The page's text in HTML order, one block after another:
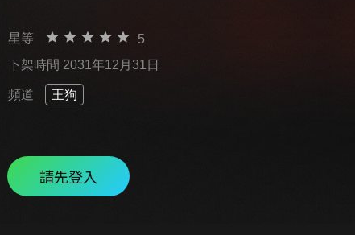
星等
5
下架時間 2031年12月31日
頻道 王狗
請先登入